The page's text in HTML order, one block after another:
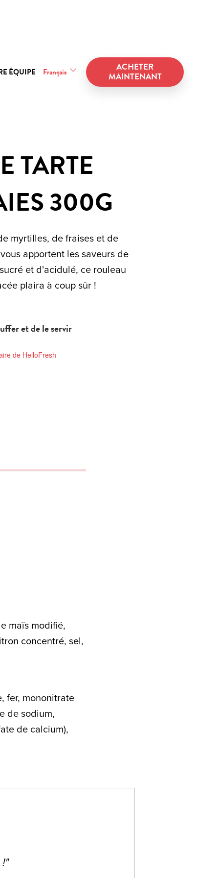
ÉQUIPE Français
ACHETER
MAINTENANT
TARTE
300G
myrtilles, de fraises et de
apportent les saveurs de
et d'acidulé, ce rouleau
plaira à coup sûr !
et de le servir
de HelloFresh
maïs modifié,
concentré, sel,
fer, mononitrate
de sodium,
de calcium),